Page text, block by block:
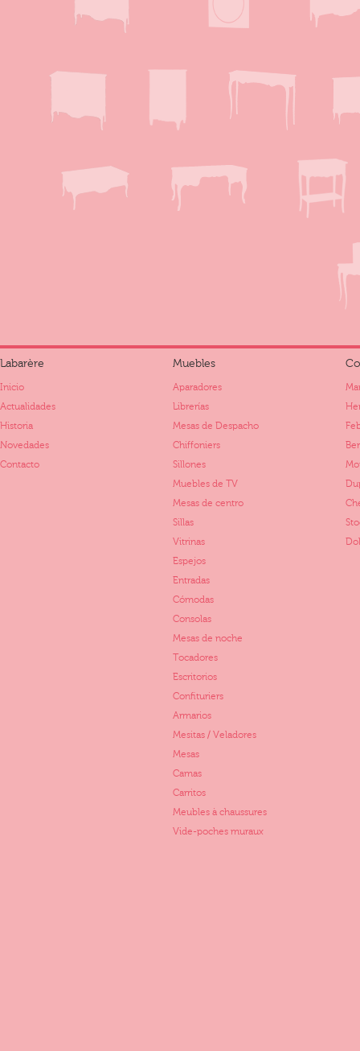
Labarère
Inicio
Actualidades
Historia
Novedades
Contacto
Muebles
Aparadores
Librerías
Mesas de Despacho
Chiffoniers
Sillones
Muebles de TV
Mesas de centro
Sillas
Vitrinas
Espejos
Entradas
Cómodas
Consolas
Mesas de noche
Tocadores
Escritorios
Confituriers
Armarios
Mesitas / Veladores
Mesas
Camas
Carritos
Meubles à chaussures
Vide-poches muraux